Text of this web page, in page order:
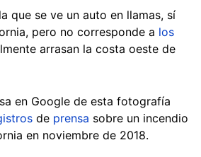
que se ve un auto en llamas, sí
pero no corresponde a los
arrasan la costa oeste de
en Google de esta fotografía
de prensa sobre un incendio
en noviembre de 2018.